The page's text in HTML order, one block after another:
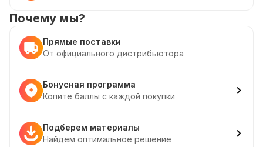
Почему мы?
Прямые поставки
От официального дистрибьютора
Бонусная программа
Копите баллы с каждой покупки
Подберем материалы
Найдем оптимальное решение